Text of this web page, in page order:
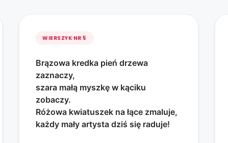
WIERSZYK NR 5
Brązowa kredka pień drzewa
zaznaczy,
szara małą myszkę w kąciku
zobaczy.
Różowa kwiatuszek na łące zmaluje,
każdy mały artysta dziś się raduje!